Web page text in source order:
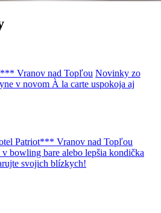
Novinky zo
v novom À la carte uspokoja aj
bowling bare alebo lepšia kondička
svojich blízkych!